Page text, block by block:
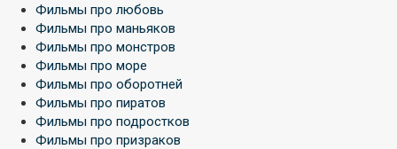
Фильмы про любовь
Фильмы про маньяков
Фильмы про монстров
Фильмы про море
Фильмы про оборотней
Фильмы про пиратов
Фильмы про подростков
Фильмы про призраков